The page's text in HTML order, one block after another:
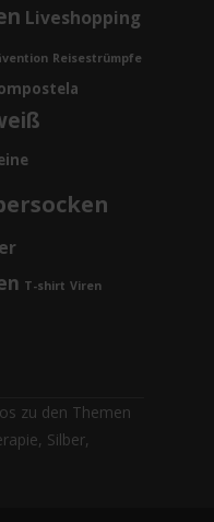
Liveshopping
Reisestrümpfe
T-shirt Viren
zu den Themen
Silber,